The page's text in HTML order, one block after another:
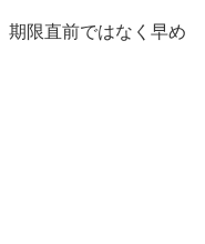
期限直前ではなく早め